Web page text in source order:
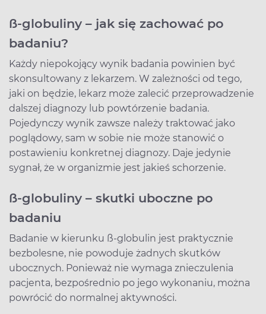
ß-globuliny – jak się zachować po
badaniu?
Każdy niepokojący wynik badania powinien być
skonsultowany z lekarzem. W zależności od tego,
jaki on będzie, lekarz może zalecić przeprowadzenie
dalszej diagnozy lub powtórzenie badania.
Pojedynczy wynik zawsze należy traktować jako
poglądowy, sam w sobie nie może stanowić o
postawieniu konkretnej diagnozy. Daje jedynie
sygnał, że w organizmie jest jakieś schorzenie.
ß-globuliny – skutki uboczne po
badaniu
Badanie w kierunku ß-globulin jest praktycznie
bezbolesne, nie powoduje żadnych skutków
ubocznych. Ponieważ nie wymaga znieczulenia
pacjenta, bezpośrednio po jego wykonaniu, można
powrócić do normalnej aktywności.